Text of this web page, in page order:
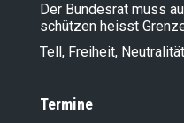
Der Bundesrat muss
schützen heisst
Tell, Freiheit,
Termine